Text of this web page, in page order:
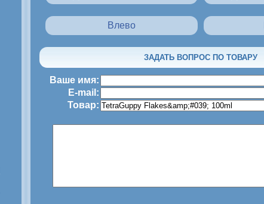
Влево
ЗАДАТЬ ВОПРОС ПО ТОВАРУ
Ваше имя:
E-mail:
Товар: